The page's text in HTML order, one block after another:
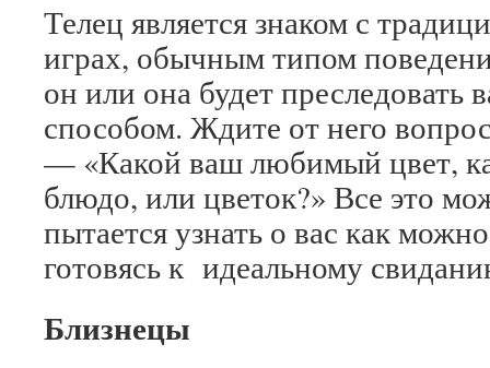
Телец является знаком с
играх, обычным типом
он или она будет преследовать
способом. Ждите от него
— «Какой ваш любимый цвет,
блюдо, или цветок?» Все это
пытается узнать о вас как
готовясь к идеальному
Близнецы